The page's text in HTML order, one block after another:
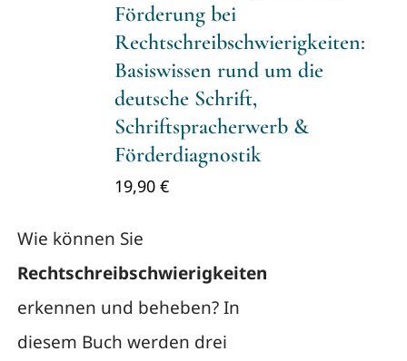
Förderung bei
Rechtschreibschwierigkeiten:
Basiswissen rund um die
deutsche Schrift,
Schriftspracherwerb &
Förderdiagnostik
19,90 €
Wie können Sie
Rechtschreibschwierigkeiten
erkennen und beheben? In
diesem Buch werden drei